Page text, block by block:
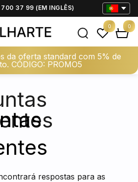
37 99 (EM INGLÊS)
da oferta standard com 5% de
CÓDIGO: PROMO5
0 0
respostas para as